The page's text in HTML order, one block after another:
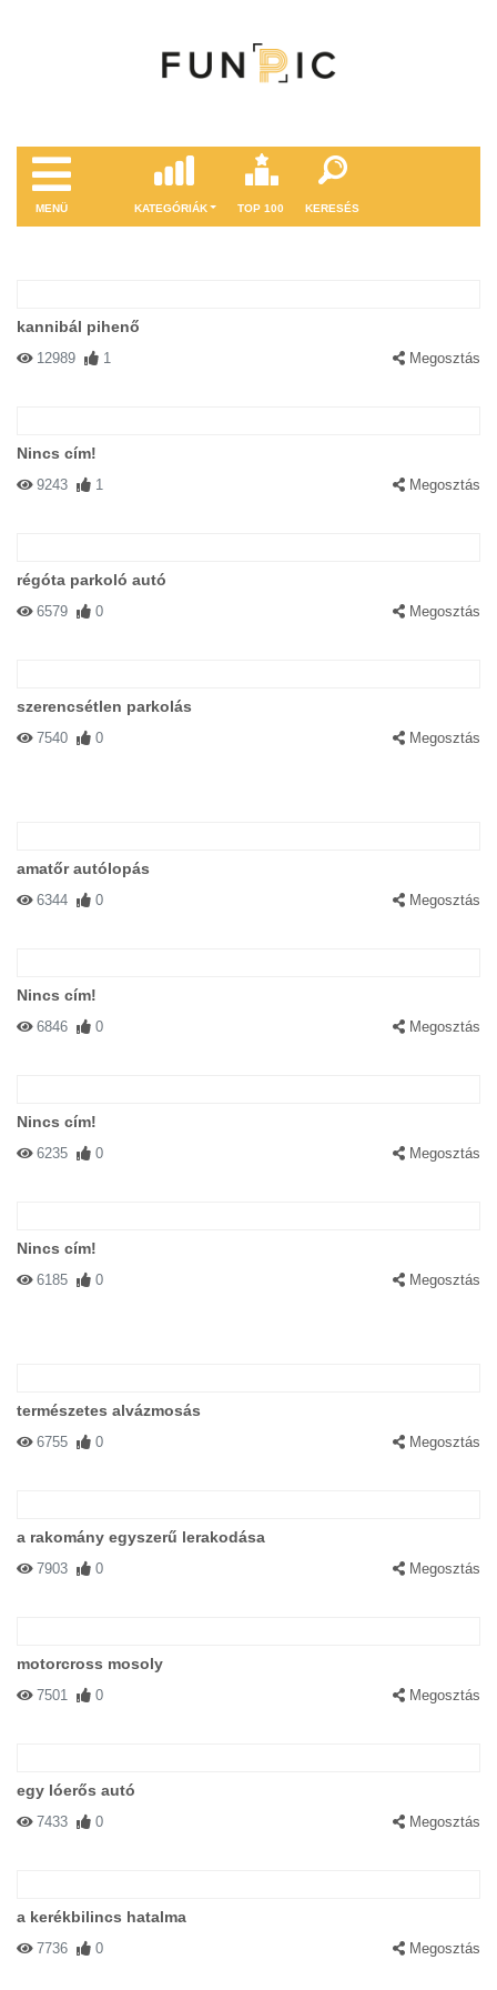
MENÜ KATEGÓRIÁK TOP 100 KERESÉS
kannibál pihenő
12989 1 Megosztás
Nincs cím!
9243 1 Megosztás
régóta parkoló autó
6579 0 Megosztás
szerencsétlen parkolás
7540 0 Megosztás
amatőr autólopás
6344 0 Megosztás
Nincs cím!
6846 0 Megosztás
Nincs cím!
6235 0 Megosztás
Nincs cím!
6185 0 Megosztás
természetes alvázmosás
6755 0 Megosztás
a rakomány egyszerű lerakodása
7903 0 Megosztás
motorcross mosoly
7501 0 Megosztás
egy lóerős autó
7433 0 Megosztás
a kerékbilincs hatalma
7736 0 Megosztás